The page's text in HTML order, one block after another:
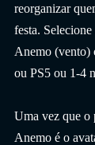
reorganizar
festa.
Anemo (vento)
ou PS5 ou 1-4
Uma vez que o
Anemo é o